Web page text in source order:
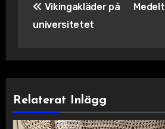
Vikingakläder på
universitetet
Relaterat Inlägg